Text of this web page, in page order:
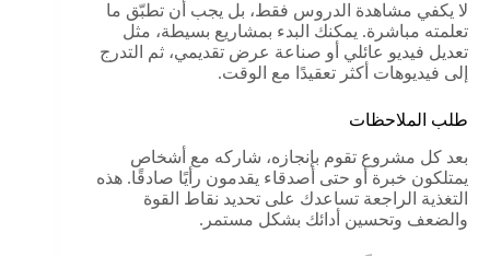
لا يكفي مشاهدة الدروس فقط، بل يجب أن تطبّق ما
تعلمته مباشرة. يمكنك البدء بمشاريع بسيطة، مثل
تعديل فيديو عائلي أو صناعة عرض تقديمي، ثم التدرج
إلى فيديوهات أكثر تعقيدًا مع الوقت.
طلب الملاحظات
بعد كل مشروع تقوم بإنجازه، شاركه مع أشخاص
يمتلكون خبرة أو حتى أصدقاء يقدمون رأيًا صادقًا. هذه
التغذية الراجعة تساعدك على تحديد نقاط القوة
والضعف وتحسين أدائك بشكل مستمر.